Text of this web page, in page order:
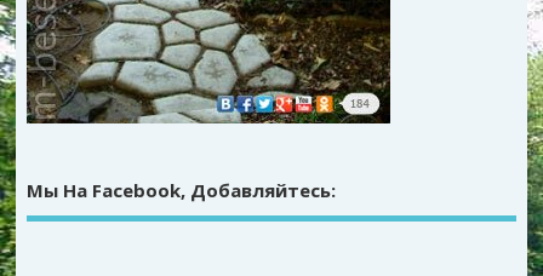
Мы На Facebook, Добавляйтесь: